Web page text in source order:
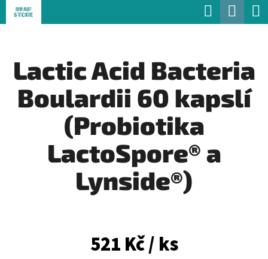
Přejít
na
Hledat
Lactic Acid Bacteria
Boulardii 60 kapslí
(Probiotika
LactoSpore® a
Lynside®)
521 Kč/ ks
O
Zpět
Zpět
C